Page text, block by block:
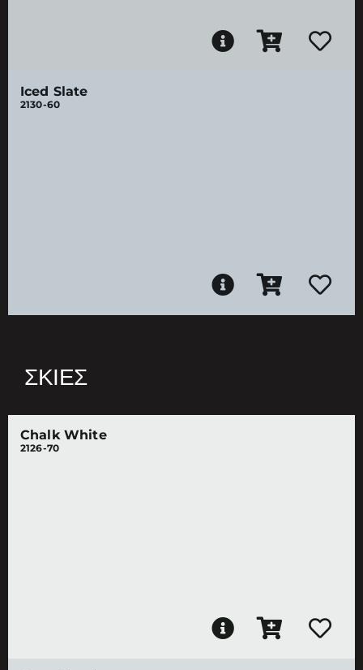
Iced Slate
2130-60
ΣΚΙΈΣ
Chalk White
2126-70